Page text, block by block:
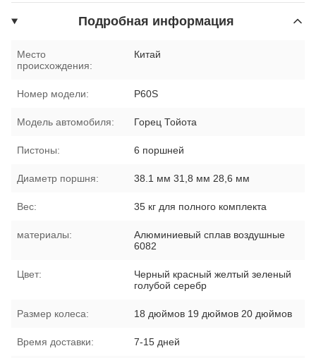
Подробная информация
Место
происхождения:
Китай
Номер модели: P60S
Модель автомобиля: Горец Тойота
Пистоны: 6 поршней
Диаметр поршня: 38.1 мм 31,8 мм 28,6 мм
Вес: 35 кг для полного комплекта
материалы:
Алюминиевый сплав воздушные
6082
Цвет:
Черный красный желтый зеленый
голубой серебр
Размер колеса: 18 дюймов 19 дюймов 20 дюймов
Время доставки: 7-15 дней